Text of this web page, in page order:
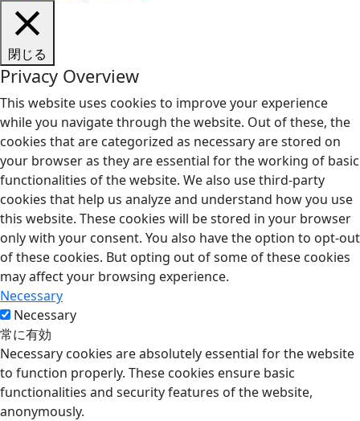
閉じる
Privacy Overview
This website uses cookies to improve your experience
while you navigate through the website. Out of these, the
cookies that are categorized as necessary are stored on
your browser as they are essential for the working of basic
functionalities of the website. We also use third-party
cookies that help us analyze and understand how you use
this website. These cookies will be stored in your browser
only with your consent. You also have the option to opt-out
of these cookies. But opting out of some of these cookies
may affect your browsing experience.
Necessary
Necessary
常に有効
Necessary cookies are absolutely essential for the website
to function properly. These cookies ensure basic
functionalities and security features of the website,
anonymously.